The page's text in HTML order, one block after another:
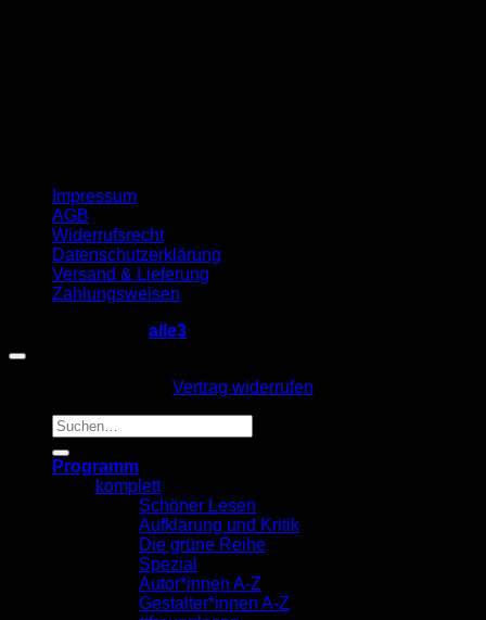
Impressum
AGB
Widerrufsrecht
Datenschutzerklärung
Versand & Lieferung
Zahlungsweisen
alle3
Vertrag widerrufen
Suche
nach:
Programm
komplett
Schöner Lesen
Aufklärung und Kritik
Die grüne Reihe
Spezial
Autor*innen A-Z
Gestalter*innen A-Z